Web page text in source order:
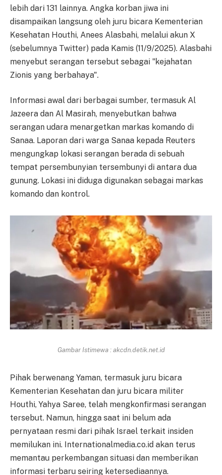
lebih dari 131 lainnya. Angka korban jiwa ini
disampaikan langsung oleh juru bicara Kementerian
Kesehatan Houthi, Anees Alasbahi, melalui akun X
(sebelumnya Twitter) pada Kamis (11/9/2025). Alasbahi
menyebut serangan tersebut sebagai "kejahatan
Zionis yang berbahaya".
Informasi awal dari berbagai sumber, termasuk Al
Jazeera dan Al Masirah, menyebutkan bahwa
serangan udara menargetkan markas komando di
Sanaa. Laporan dari warga Sanaa kepada Reuters
mengungkap lokasi serangan berada di sebuah
tempat persembunyian tersembunyi di antara dua
gunung. Lokasi ini diduga digunakan sebagai markas
komando dan kontrol.
Gambar Istimewa : akcdn.detik.net.id
Pihak berwenang Yaman, termasuk juru bicara
Kementerian Kesehatan dan juru bicara militer
Houthi, Yahya Saree, telah mengkonfirmasi serangan
tersebut. Namun, hingga saat ini belum ada
pernyataan resmi dari pihak Israel terkait insiden
memilukan ini. Internationalmedia.co.id akan terus
memantau perkembangan situasi dan memberikan
informasi terbaru seiring ketersediaannya.